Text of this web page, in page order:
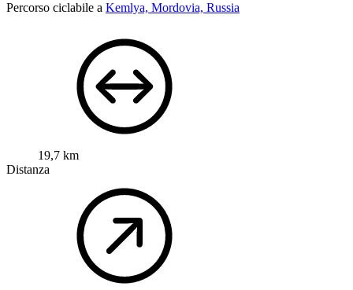
Percorso ciclabile a Kemlya, Mordovia, Russia
19,7 km
Distanza